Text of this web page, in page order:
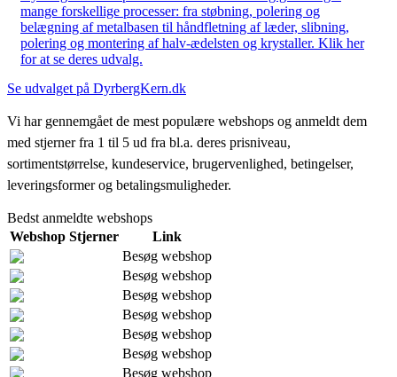
mange forskellige processer: fra støbning, polering og
belægning af metalbasen til håndfletning af læder, slibning,
polering og montering af halv-ædelsten og krystaller. Klik her
for at se deres udvalg.
Se udvalget på DyrbergKern.dk
Vi har gennemgået de mest populære webshops og anmeldt dem
med stjerner fra 1 til 5 ud fra bl.a. deres prisniveau,
sortimentstørrelse, kundeservice, brugervenlighed, betingelser,
leveringsformer og betalingsmuligheder.
Bedst anmeldte webshops
Webshop Stjerner
Link
Besøg webshop
Besøg webshop
Besøg webshop
Besøg webshop
Besøg webshop
Besøg webshop
Besøg webshop